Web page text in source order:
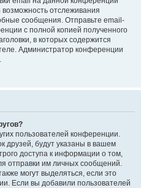
отслеживания
сообщения. Отправьте email-
с полной копией полученного
в которых содержится
Администратор конференции
пользователей конференции.
друзей, будут указаны в вашем
доступа к информации о том,
отправки им личных сообщений.
могут выделяться, если это
Если вы добавили пользователей